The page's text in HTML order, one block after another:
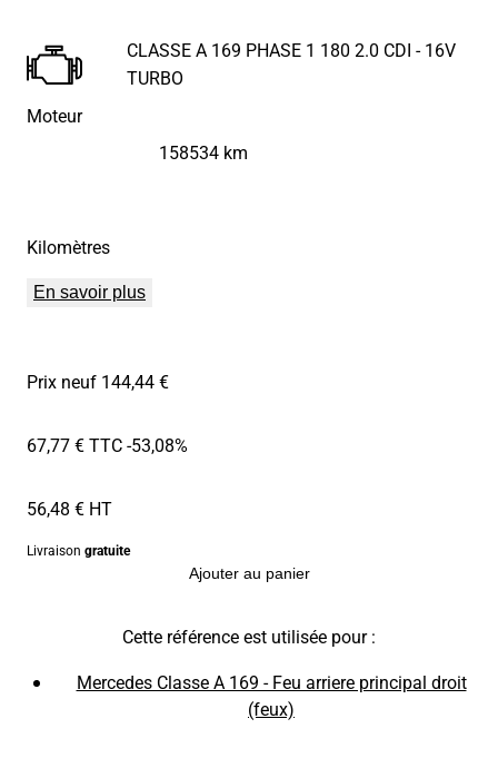
Moteur
CLASSE A 169 PHASE 1 180 2.0 CDI - 16V
TURBO
Kilomètres
158534 km
En savoir plus
Prix neuf 144,44 €
67,77 € TTC-53,08%
56,48 € HT
Livraison gratuite
Ajouter au panier
Cette référence est utilisée pour :
Mercedes Classe A 169 - Feu arriere principal droit
(feux)